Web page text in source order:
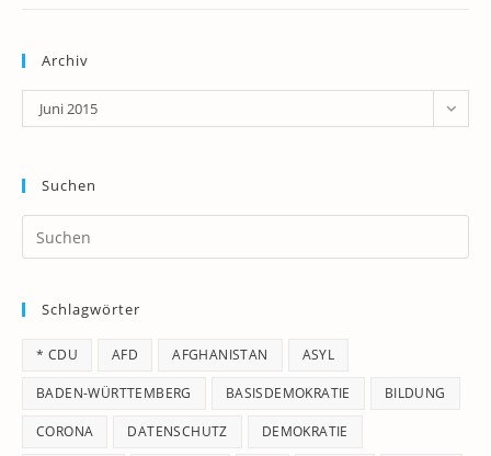
Archiv
Archiv
Juni 2015
Suchen
Schlagwörter
* CDU AFD AFGHANISTAN ASYL
BADEN-WÜRTTEMBERG BASISDEMOKRATIE BILDUNG
CORONA DATENSCHUTZ DEMOKRATIE